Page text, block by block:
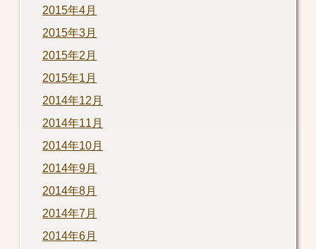
2015年4月
2015年3月
2015年2月
2015年1月
2014年12月
2014年11月
2014年10月
2014年9月
2014年8月
2014年7月
2014年6月